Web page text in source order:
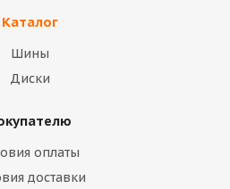
Каталог
Шины
Диски
оплаты
доставки